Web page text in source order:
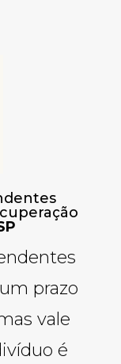
prazo
vale
é